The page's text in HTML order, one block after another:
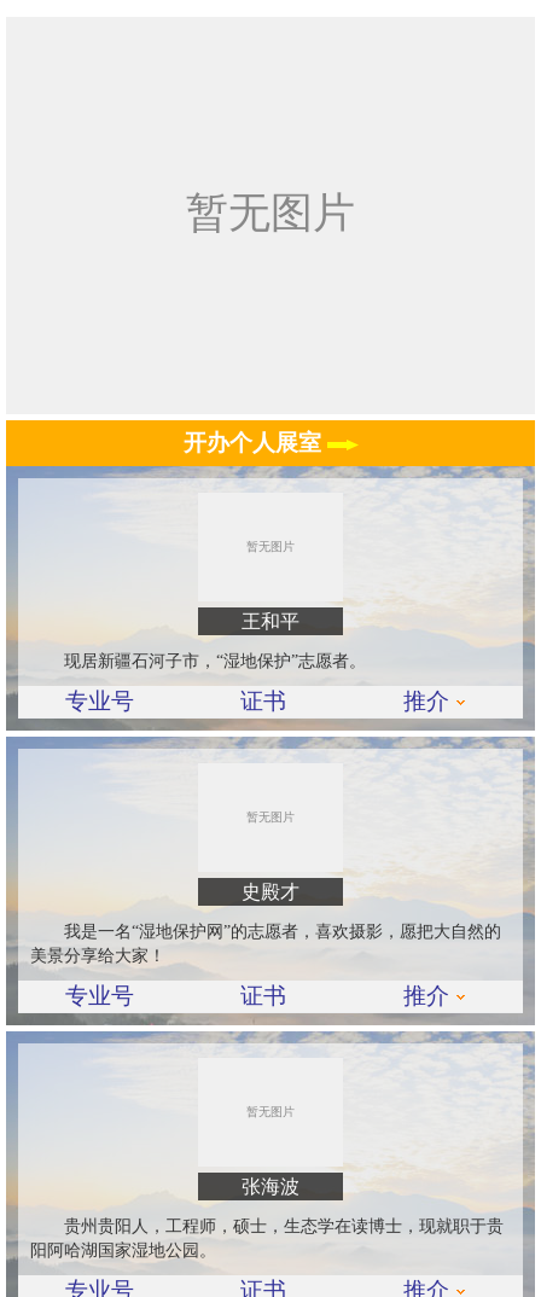
开办个人展室
王和平
现居新疆石河子市，“湿地保护”志愿者。
专业号 证书 推介
史殿才
我是一名“湿地保护网”的志愿者，喜欢摄影，愿把大自然的
美景分享给大家！
专业号 证书 推介
张海波
贵州贵阳人，工程师，硕士，生态学在读博士，现就职于贵
阳阿哈湖国家湿地公园。
专业号 证书 推介